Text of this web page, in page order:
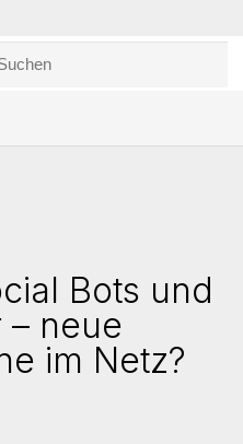
Bots und
– neue
im Netz?